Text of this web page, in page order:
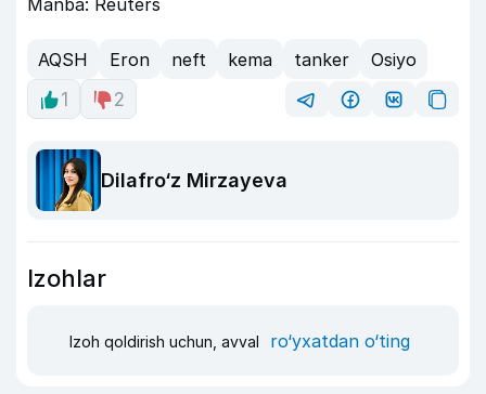
Manba: Reuters
AQSH Eron neft kema tanker
Osiyo
1
2
Dilafro‘z Mirzayeva
Izohlar
Izoh qoldirish uchun, avval ro‘yxatdan o‘ting